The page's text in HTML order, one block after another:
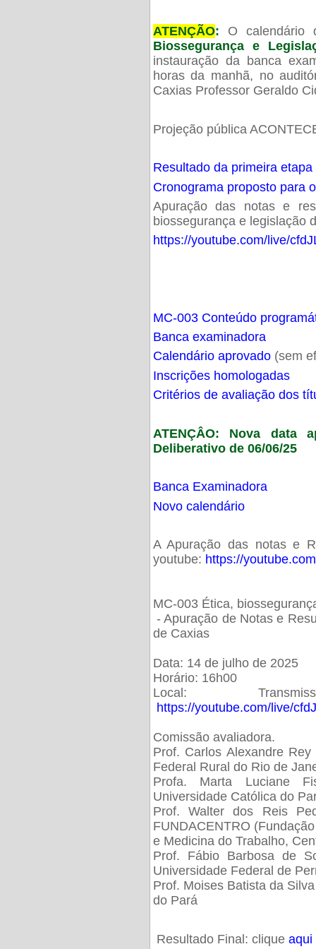
ATENÇÃO: O calendário
Biossegurança e
instauração da banca
horas da manhã, no
Caxias Professor Geraldo
Projeção pública
Resultado da primeira
Cronograma proposto para
Apuração das notas e
biossegurança e legislação
https://youtube.com/live/
MC-003 Conteúdo
Banca examinadora
Calendário aprovado(sem
Inscrições homologadas
Critérios de avaliação dos
ATENÇÂO: Nova data
Deliberativo de 06/06/25
Banca Examinadora
Novo calendário
A Apuração das notas e
youtube: https://
MC-003 Ética,
- Apuração de Notas e
de Caxias
Data: 14 de julho de 2025
Horário: 16h00
Local:
https://youtube.com/live/
Comissão avaliadora.
Prof. Carlos Alexandre
Federal Rural do Rio de
Profa. Marta Luciane
Universidade Católica do
Prof. Walter dos Reis
FUNDACENTRO
e Medicina do Trabalho,
Prof. Fábio Barbosa de
Universidade Federal de
Prof. Moises Batista da
do Pará
Resultado Final: clique aqui